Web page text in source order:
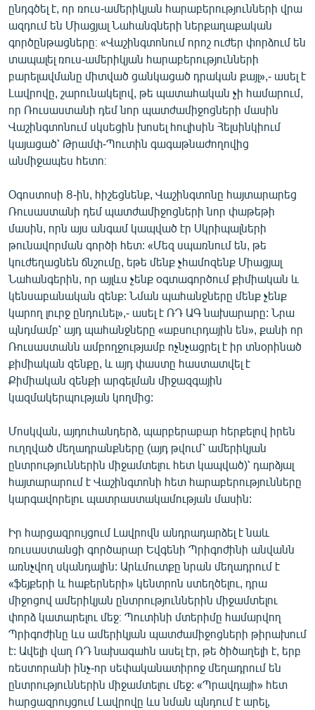
Հայերեն
English
Русский
ՀԵՏԵՎԵՔ ՄԵԶ
«Ազատության» բոլոր կայքերը
ընդգծել է, որ ռուս-ամերիկյան հարաբերությունների վրա
ազդում են Միացյալ Նահանգների ներքաղաքական
գործընթացները։ «Վաշինգտոնում որոշ ուժեր փորձում են
տապալել ռուս-ամերիկյան հարաբերությունների
բարելավմանը միտված ցանկացած դրական քայլ»,- ասել է
Լավրովը, շարունակելով, թե պատահական չի համարում,
որ Ռուսաստանի դեմ նոր պատժամիջոցների մասին
Վաշինգտոնում սկսեցին խոսել հուլիսին Հելսինկիում
կայացած՝ Թրամփ-Պուտին գագաթնաժողովից
անմիջապես հետո։
Օգոստոսի 8-ին, հիշեցնենք, Վաշինգտոնը հայտարարեց
Ռուսաստանի դեմ պատժամիջոցների նոր փաթեթի
մասին, որն այս անգամ կապված էր Սկրիպալների
թունավորման գործի հետ: «Մեզ սպառնում են, թե
կուժեղացնեն ճնշումը, եթե մենք չհամոզենք Միացյալ
Նահանգերին, որ այլևս չենք օգտագործում քիմիական և
կենսաբանական զենք: Նման պահանջները մենք չենք
կարող լուրջ ընդունել»,- ասել է ՌԴ ԱԳ նախարարը: Նրա
պնդմամբ՝ այդ պահանջները «աբսուրդային են», քանի որ
Ռուսաստանն ամբողջությամբ ոչնչացրել է իր տնօրինած
քիմիական զենքը, և այդ փաստը հաստատվել է
Քիմիական զենքի արգելման միջազգային
կազմակերպության կողմից:
Մոսկվան, այդուհանդերձ, պարբերաբար հերքելով իրեն
ուղղված մեղադրանքները (այդ թվում՝ ամերիկյան
ընտրություններին միջամտելու հետ կապված)՝ դարձյալ
հայտարարում է Վաշինգտոնի հետ հարաբերությունները
կարգավորելու պատրաստակամության մասին:
Իր հարցազրույցում Լավրովն անդրադարձել է նաև
ռուսաստանցի գործարար Եվգենի Պրիգոժինի անվանն
առնչվող սկանդալին: Արևմուտքը նրան մեղադրում է
«ֆեյքերի և հաքերների» կենտրոն ստեղծելու, դրա
միջոցով ամերիկյան ընտրություններին միջամտելու
փորձ կատարելու մեջ։ Պուտինի մտերիմը համարվող
Պրիգոժինը ևս ամերիկյան պատժամիջոցների թիրախում
է: Ավելի վաղ ՌԴ նախագահն ասել էր, թե ծիծաղելի է, երբ
ռեստորանի ինչ-որ սեփականատիրոջ մեղադրում են
ընտրություններին միջամտելու մեջ: «Պրավդայի» հետ
հարցազրույցում Լավրովը ևս նման պնդում է արել,